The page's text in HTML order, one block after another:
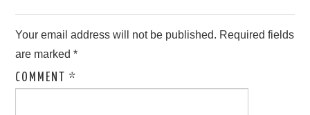
Your email address will not be published. Required fields
are marked*
COMMENT*